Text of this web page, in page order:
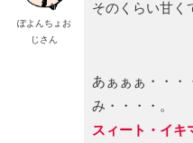
ぽよんちょお
じさん
そのくらい甘く
あぁぁぁ・・・
み・・・・。
スィート・イキ